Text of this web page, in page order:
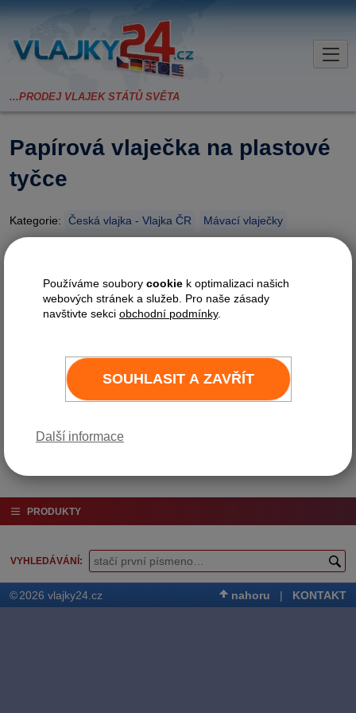
Papírová vlaječka na plastové
tyčce
Kategorie: Česká vlajka - Vlajka ČR Mávací vlaječky
Nabízíme vám papírovou
vlaječku na plastové bílé tyčce o
rozměru 14, 5 x 21 cm (A5). Tisk
Varianta Cena bez DPH
Cena vč. DPH (21%)
14,5 x 21 cm
25 Kč 30 Kč Do košíku
VYHLEDÁVÁNÍ
PRODUKTY
©2026 vlajky24.cz nahoru | KONTAKT
Používáme soubory cookie k optimalizaci našich
webových stránek a služeb. Pro naše zásady
navštivte sekci obchodní podmínky.
SOUHLASIT A ZAVŘÍT
Další informace